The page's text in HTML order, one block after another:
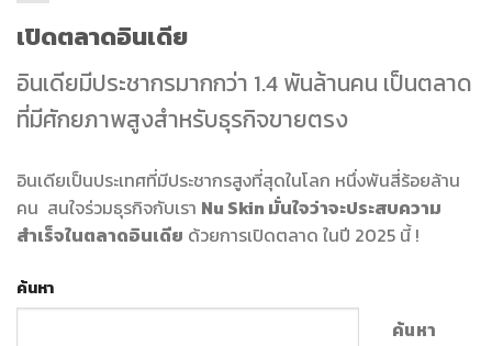
เปิดตลาดอินเดีย
อินเดียมีประชากรมากกว่า 1.4 พันล้านคน เป็นตลาด
ที่มีศักยภาพสูงสำหรับธุรกิจขายตรง
อินเดียเป็นประเทศที่มีประชากรสูงที่สุดในโลก หนึ่งพันสี่ร้อยล้าน
คน สนใจร่วมธุรกิจกับเรา Nu Skin มั่นใจว่าจะประสบความ
สำเร็จในตลาดอินเดีย ด้วยการเปิดตลาด ในปี 2025 นี้ !
ค้นหา
ค้นหา